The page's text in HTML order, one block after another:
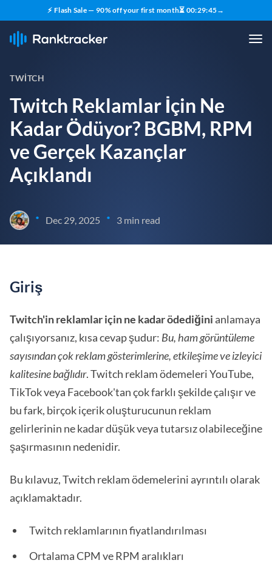
⚡ Flash Sale — 90% off your first month⏳ 00:29:44→
TWITCH
Twitch Reklamlar İçin Ne
Kadar Ödüyor? BGBM, RPM
ve Gerçek Kazançlar
Açıklandı
• Dec 29, 2025 • 3 min read
Giriş
Twitch'in reklamlar için ne kadar ödediğini anlamaya
çalışıyorsanız, kısa cevap şudur: Bu, ham görüntüleme
sayısından çok reklam gösterimlerine, etkileşime ve izleyici
kalitesine bağlıdır. Twitch reklam ödemeleri YouTube,
TikTok veya Facebook'tan çok farklı şekilde çalışır ve
bu fark, birçok içerik oluşturucunun reklam
gelirlerinin ne kadar düşük veya tutarsız olabileceğine
şaşırmasının nedenidir.
Bu kılavuz, Twitch reklam ödemelerini ayrıntılı olarak
açıklamaktadır.
Twitch reklamlarının fiyatlandırılması
Ortalama CPM ve RPM aralıkları